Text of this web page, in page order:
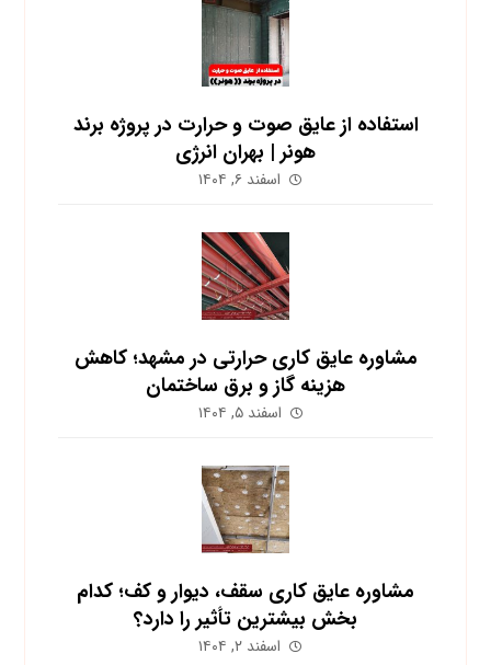
استفاده از عایق صوت و حرارت در پروژه برند
هونر | بهران انرژی
اسفند ۶, ۱۴۰۴
مشاوره عایق کاری حرارتی در مشهد؛ کاهش
هزینه گاز و برق ساختمان
اسفند ۵, ۱۴۰۴
مشاوره عایق کاری سقف، دیوار و کف؛ کدام
بخش بیشترین تأثیر را دارد؟
اسفند ۲, ۱۴۰۴